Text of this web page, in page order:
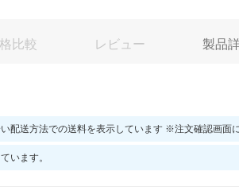
比較 レビュー 製品
配送方法での送料を表示しています ※注文確認画面
います。